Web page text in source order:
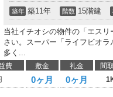
築年 築11年 階数 15階建
当社イチオシの物件の「エス
さい。スーパー「ライフビオラ
多く...
費 敷金 礼金 間
0ヶ月 0ヶ月